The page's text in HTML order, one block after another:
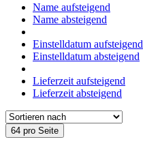
Name aufsteigend
Name absteigend
Einstelldatum aufsteigend
Einstelldatum absteigend
Lieferzeit aufsteigend
Lieferzeit absteigend
64 pro Seite